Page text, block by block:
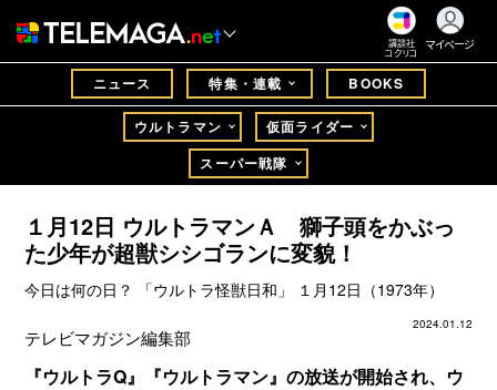
講談社
コクリコ
マイページ
ニュース 特集・連載 BOOKS
ウルトラマン
仮面ライダー
スーパー戦隊
１月12日 ウルトラマンＡ 獅子頭をかぶっ
た少年が超獣シシゴランに変貌！
今日は何の日？ 「ウルトラ怪獣日和」 １月12日（1973年）
2024.01.12
テレビマガジン編集部
『ウルトラQ』『ウルトラマン』の放送が開始され、ウ